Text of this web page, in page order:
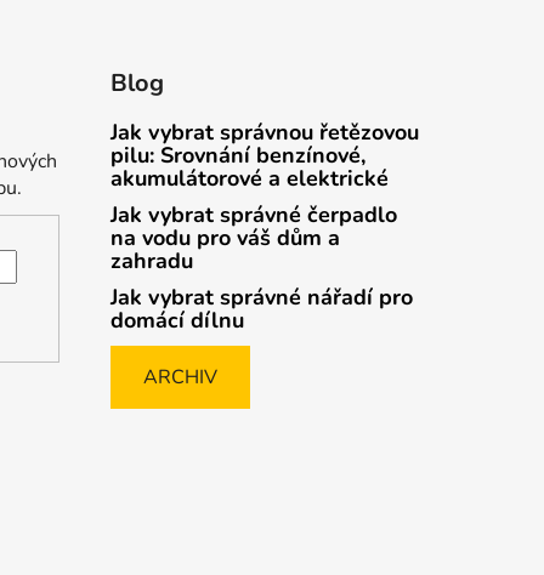
Blog
Jak vybrat správnou řetězovou
pilu: Srovnání benzínové,
akumulátorové a elektrické
Jak vybrat správné čerpadlo
na vodu pro váš dům a
zahradu
Jak vybrat správné nářadí pro
domácí dílnu
ARCHIV